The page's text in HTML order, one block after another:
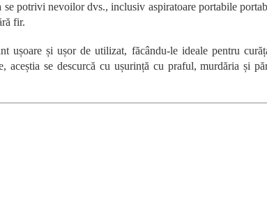
potrivi nevoilor dvs., inclusiv aspiratoare portabile
fir.
ușoare și ușor de utilizat, făcându-le ideale pentru
aceștia se descurcă cu ușurință cu praful, murdăria și